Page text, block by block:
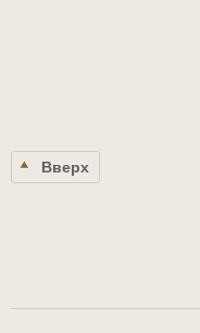
Вверх